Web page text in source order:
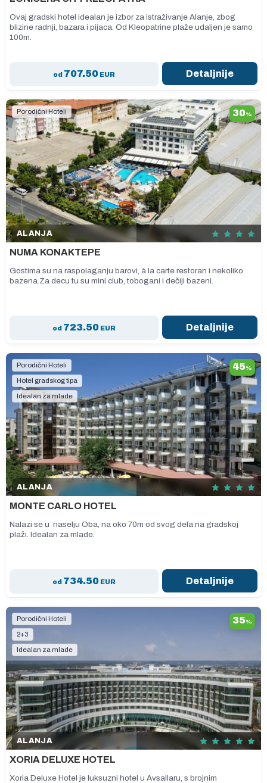
Ovaj gradski hotel idealan je izbor za istraživanje Alanje, zbog
blizine radnji, bazara i pijaca. Od Kleopatrine plaže udaljen je samo
100m.
od 707.50EUR Detaljnije
Porodični Hoteli 30%
ALANJA
NUMA KONAKTEPE
Gostima su na raspolaganju barovi, à la carte restoran i nekoliko
bazena.Za decu tu su mini club, tobogani i dečiji bazeni.
od 723.50EUR Detaljnije
Porodični Hoteli
Hotel gradskog tipa
Idealan za mlade
45%
ALANJA
MONTE CARLO HOTEL
Nalazi se u naselju Oba, na oko 70m od svog dela na gradskoj
plaži. Idealan za mlade.
od 734.50EUR Detaljnije
Porodični Hoteli
2+3
Idealan za mlade
35%
ALANJA
XORIA DELUXE HOTEL
Xoria Deluxe Hotel je luksuzni hotel u Avsallaru, s brojnim